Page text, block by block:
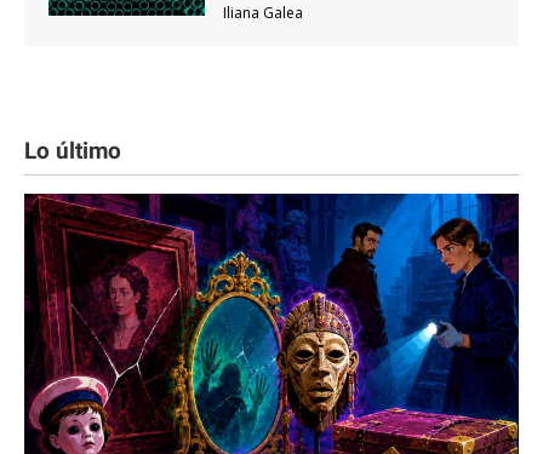
Iliana Galea
Lo último